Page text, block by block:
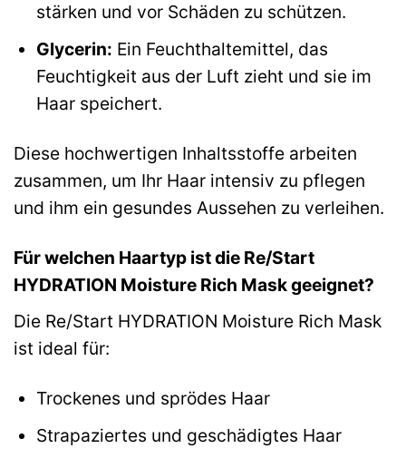
stärken und vor Schäden zu schützen.
Glycerin: Ein Feuchthaltemittel, das
Feuchtigkeit aus der Luft zieht und sie im
Haar speichert.
Diese hochwertigen Inhaltsstoffe arbeiten
zusammen, um Ihr Haar intensiv zu pflegen
und ihm ein gesundes Aussehen zu verleihen.
Für welchen Haartyp ist die Re/Start
HYDRATION Moisture Rich Mask geeignet?
Die Re/Start HYDRATION Moisture Rich Mask
ist ideal für:
Trockenes und sprödes Haar
Strapaziertes und geschädigtes Haar